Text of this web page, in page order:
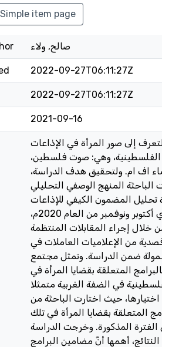
Simple item page
صالح, ولاء
2022-09-27T06:11:27Z
2022-09-27T06:11:27Z
2021-09-16
إلى صور المرأة في الإذاعات
الفلسطينية، وهي: صوت فلسطين،
اف ام. ولتحقيق هدف الدراسة،
الباحثة المنهج الوصفي التحليلي
تحليل المضمون الكيفي للإذاعات
المذكورة لشهري أكتوبر ونوفمبر من العام 2020م،
من خلال إجراء المقابلات المنتظمة
قصدية من الإعلاميات العاملات في
ضمن الدراسة. وتمثل مجتمع
بالبرامج المتعلقة بقضايا المرأة في
في الضفة الغربية متمثلا
تم اختيارها، حيث اختارت الباحثة من
المتعلقة بقضايا المرأة في تلك
الفترة المذكورة. وخرجت الدراسة
النتائج، أهمها أنَّ مضامين البرامج